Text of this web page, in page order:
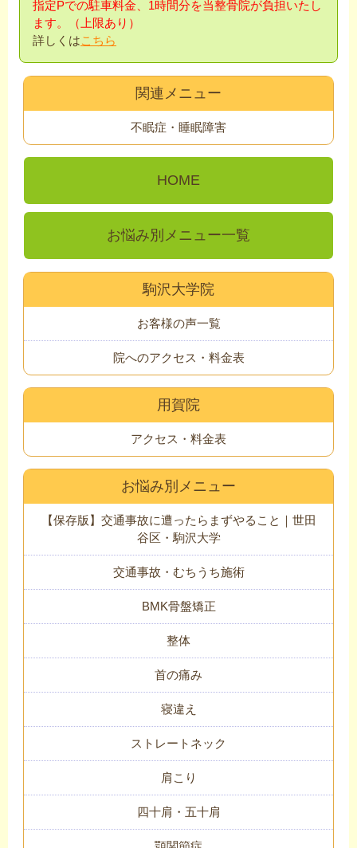
指定Pでの駐車料金、1時間分を当整骨院が負担いたし
ます。（上限あり）
詳しくはこちら
関連メニュー
不眠症・睡眠障害
HOME
お悩み別メニュー一覧
駒沢大学院
お客様の声一覧
院へのアクセス・料金表
用賀院
アクセス・料金表
お悩み別メニュー
【保存版】交通事故に遭ったらまずやること｜世田
谷区・駒沢大学
交通事故・むちうち施術
BMK骨盤矯正
整体
首の痛み
寝違え
ストレートネック
肩こり
四十肩・五十肩